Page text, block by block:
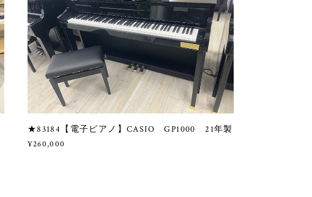
★83184【電子ピアノ】CASIO GP1000 21年製
¥260,000